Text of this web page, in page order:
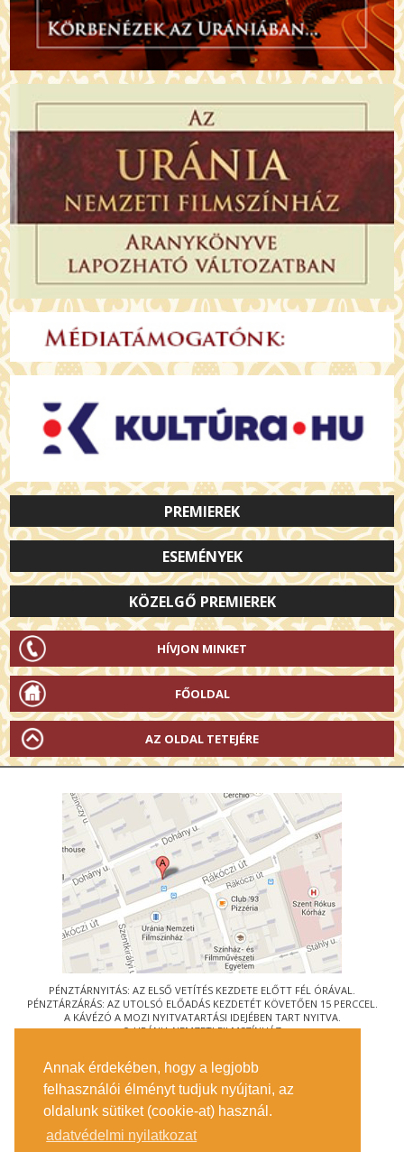
Annak érdekében, hogy a legjobb
felhasználói élményt tudjuk nyújtani, az
oldalunk sütiket (cookie-at) használ.
adatvédelmi nyilatkozat
PREMIEREK
ESEMÉNYEK
KÖZELGŐ PREMIEREK
HÍVJON MINKET
FŐOLDAL
AZ OLDAL TETEJÉRE
PÉNZTÁRNYITÁS: AZ ELSŐ VETÍTÉS KEZDETE ELŐTT FÉL ÓRÁVAL.
PÉNZTÁRZÁRÁS: AZ UTOLSÓ ELŐADÁS KEZDETÉT KÖVETŐEN 15 PERCCEL.
A KÁVÉZÓ A MOZI NYITVATARTÁSI IDEJÉBEN TART NYITVA.
© URÁNIA NEMZETI FILMSZÍNHÁZ
1088 BUDAPEST, RÁKÓCZI ÚT 21.
MEGKÖZELÍTÉS
JEGYINFORMÁCIÓ
ÍRJON NEKÜNK!
KÖZÉRDEKŰ ADATOK